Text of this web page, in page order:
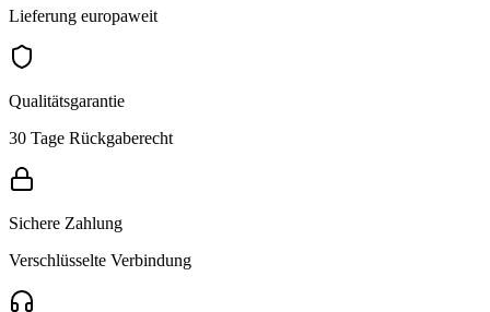
Lieferung europaweit
Qualitätsgarantie
30 Tage Rückgaberecht
Sichere Zahlung
Verschlüsselte Verbindung